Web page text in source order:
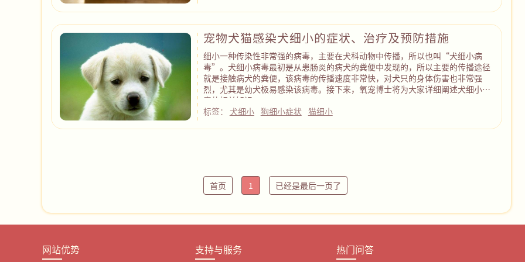
宠物犬猫感染犬细小的症状、治疗及预防措施
细小一种传染性非常强的病毒，主要在犬科动物中传播，所以也叫“犬细小病
毒”。犬细小病毒最初是从患肠炎的病犬的粪便中发现的，所以主要的传播途径
就是接触病犬的粪便，该病毒的传播速度非常快，对犬只的身体伤害也非常强
烈，尤其是幼犬极易感染该病毒。接下来，氧宠博士将为大家详细阐述犬细小病
毒的相关知识。
标签： 犬细小 狗细小症状 猫细小
首页 1 已经是最后一页了
网站优势 支持与服务 热门问答